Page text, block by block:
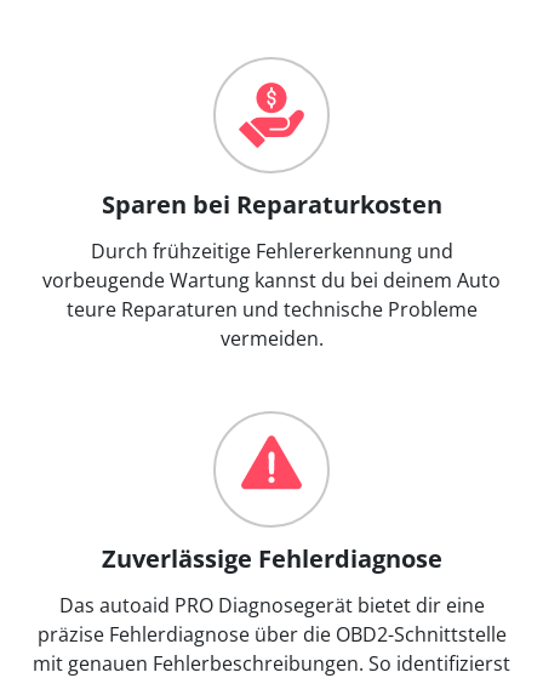
Sparen bei Reparaturkosten
Durch frühzeitige Fehlererkennung und
vorbeugende Wartung kannst du bei deinem Auto
teure Reparaturen und technische Probleme
vermeiden.
Zuverlässige Fehlerdiagnose
Das autoaid PRO Diagnosegerät bietet dir eine
präzise Fehlerdiagnose über die OBD2-Schnittstelle
mit genauen Fehlerbeschreibungen. So identifizierst